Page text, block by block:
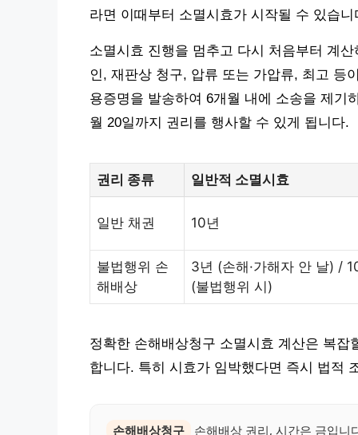
라면 이때부터 소멸시효가 시작될 수 있습니
소멸시효 진행을 멈추고 다시 처음부터 계
인, 재판상 청구, 압류 또는 가압류, 최고 등
용증명을 발송하여 6개월 내에 소송을 제기
월 20일까지 권리를 행사할 수 있게 됩니다.
권리 종류 일반적 소멸시효
일반 채권 10년
불법행위 손
해배상
3년 (손해·가해자 안 날) /
(불법행위 시)
정확한 손해배상청구 소멸시효 계산은 복
합니다. 특히 시효가 임박했다면 즉시 법적
손해배상청구 손해배상 권리, 시간은 금입니